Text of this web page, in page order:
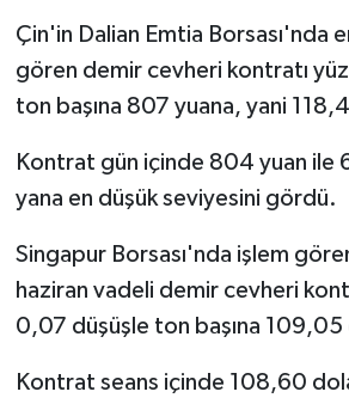
Çin'in Dalian Emtia Borsası'nda
gören demir cevheri kontratı
ton başına 807 yuana, yani
Kontrat gün içinde 804 yuan ile
yana en düşük seviyesini gördü.
Singapur Borsası'nda işlem
haziran vadeli demir cevheri
0,07 düşüşle ton başına
Kontrat seans içinde 108,60